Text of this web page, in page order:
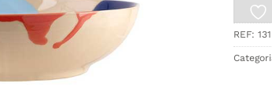
REF: